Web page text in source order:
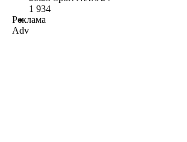
1 934
Реклама
Adv